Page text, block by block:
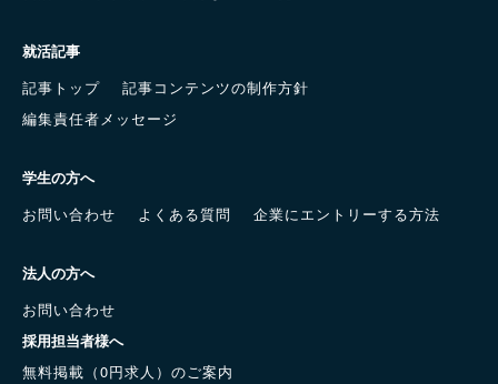
就活記事
記事トップ
記事コンテンツの制作方針
編集責任者メッセージ
学生の方へ
お問い合わせ
よくある質問 企業にエントリーする方法
法人の方へ
お問い合わせ
採用担当者様へ
無料掲載（0円求人）のご案内